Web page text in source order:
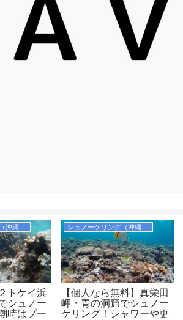
トケイ浜
シュノー
時はプー
【個人なら無料】真栄田
岬・青の洞窟でシュノー
ケリング！シャワーや更